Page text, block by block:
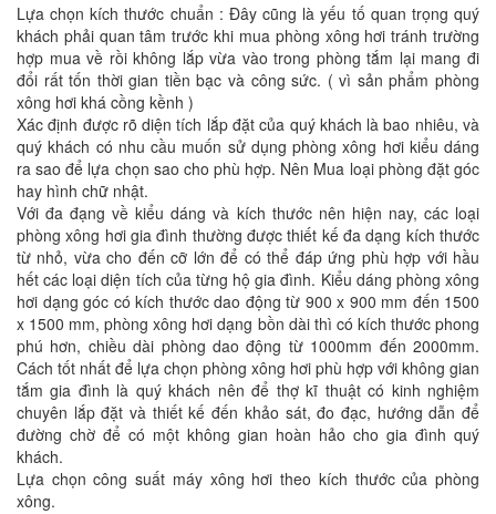
Lựa chọn kích thước chuẩn : Đây cũng là yếu tố quan trọng quý
khách phải quan tâm trước khi mua phòng xông hơi tránh trường
hợp mua về rồi không lắp vừa vào trong phòng tắm lại mang đi
đổi rất tốn thời gian tiền bạc và công sức. ( vì sản phẩm phòng
xông hơi khá cồng kềnh )
Xác định được rõ diện tích lắp đặt của quý khách là bao nhiêu, và
quý khách có nhu cầu muốn sử dụng phòng xông hơi kiểu dáng
ra sao để lựa chọn sao cho phù hợp. Nên Mua loại phòng đặt góc
hay hình chữ nhật.
Với đa đạng về kiểu dáng và kích thước nên hiện nay, các loại
phòng xông hơi gia đình thường được thiết kế đa dạng kích thước
từ nhỏ, vừa cho đến cỡ lớn để có thể đáp ứng phù hợp với hầu
hết các loại diện tích của từng hộ gia đình. Kiểu dáng phòng xông
hơi dạng góc có kích thước dao động từ 900 x 900 mm đến 1500
x 1500 mm, phòng xông hơi dạng bồn dài thì có kích thước phong
phú hơn, chiều dài phòng dao động từ 1000mm đến 2000mm.
Cách tốt nhất để lựa chọn phòng xông hơi phù hợp với không gian
tắm gia đình là quý khách nên để thợ kĩ thuật có kinh nghiệm
chuyên lắp đặt và thiết kế đến khảo sát, đo đạc, hướng dẫn để
đường chờ để có một không gian hoàn hảo cho gia đình quý
khách.
Lựa chọn công suất máy xông hơi theo kích thước của phòng
xông.